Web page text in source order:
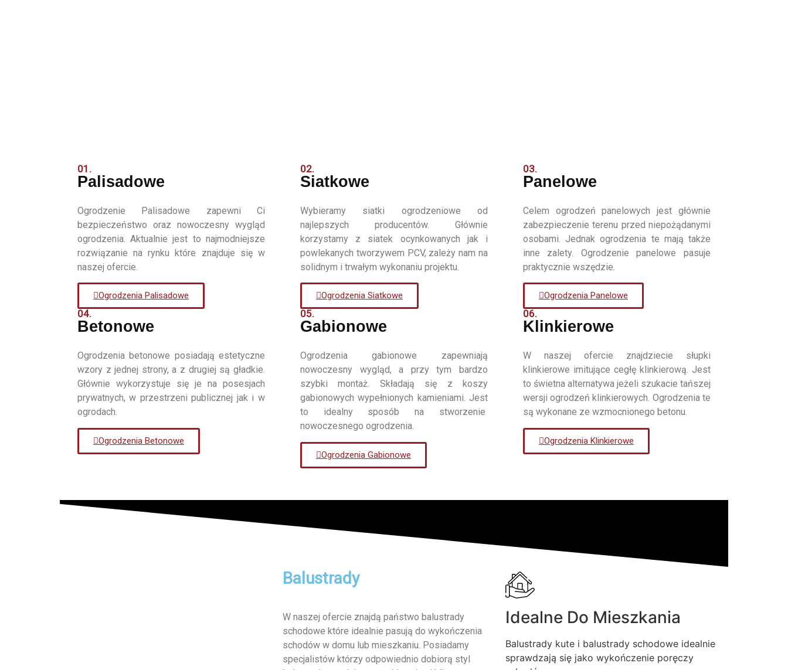
01.
Palisadowe
Ogrodzenie Palisadowe zapewni Ci
bezpieczeństwo oraz nowoczesny wygląd
ogrodzenia. Aktualnie jest to najmodniejsze
rozwiązanie na rynku które znajduje się w
naszej ofercie.
Ogrodzenia Palisadowe
04.
Betonowe
Ogrodzenia betonowe posiadają estetyczne
wzory z jednej strony, a z drugiej są gładkie.
Głównie wykorzystuje się je na posesjach
prywatnych, w przestrzeni publicznej jak i w
ogrodach.
Ogrodzenia Betonowe
02.
Siatkowe
Wybieramy siatki ogrodzeniowe od
najlepszych producentów. Głównie
korzystamy z siatek ocynkowanych jak i
powlekanych tworzywem PCV, zależy nam na
solidnym i trwałym wykonaniu projektu.
Ogrodzenia Siatkowe
05.
Gabionowe
Ogrodzenia gabionowe zapewniają
nowoczesny wygląd, a przy tym bardzo
szybki montaż. Składają się z koszy
gabionowych wypełnionych kamieniami. Jest
to idealny sposób na stworzenie
nowoczesnego ogrodzenia.
Ogrodzenia Gabionowe
03.
Panelowe
Celem ogrodzeń panelowych jest głównie
zabezpieczenie terenu przed niepożądanymi
osobami. Jednak ogrodzenia te mają także
inne zalety. Ogrodzenie panelowe pasuje
praktycznie wszędzie.
Ogrodzenia Panelowe
06.
Klinkierowe
W naszej ofercie znajdziecie słupki
klinkierowe imitujące cegłę klinkierową. Jest
to świetna alternatywa jeżeli szukacie tańszej
wersji ogrodzeń klinkierowych. Ogrodzenia te
są wykonane ze wzmocnionego betonu.
Ogrodzenia Klinkierowe
Balustrady
W naszej ofercie znajdą państwo balustrady
schodowe które idealnie pasują do wykończenia
schodów w domu lub mieszkaniu. Posiadamy
specjalistów którzy odpowiednio dobiorą styl
Idealne Do Mieszkania
Balustrady kute i balustrady schodowe idealnie
sprawdzają się jako wykończenie poręczy